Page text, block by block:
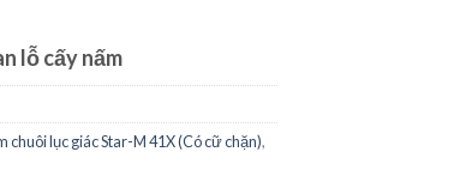
lỗ cấy nấm
chuôi lục giác Star-M 41X (Có cữ chặn),